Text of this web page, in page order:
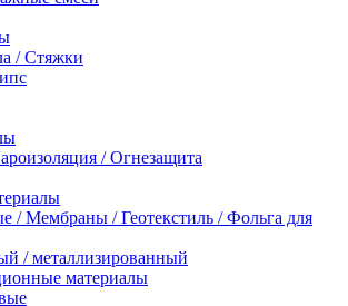
/ Стяжки
/ Огнезащита
/ Мембраны / Геотекстиль / Фольга для
/ металлизированный
материалы